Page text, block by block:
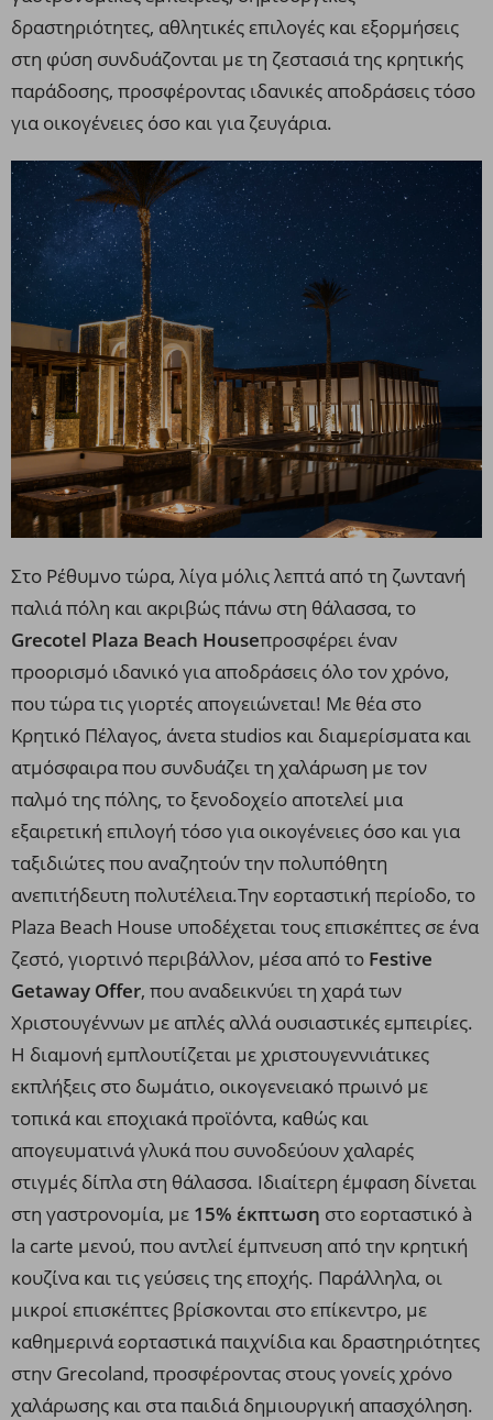
δραστηριότητες, αθλητικές επιλογές και εξορμήσεις
στη φύση συνδυάζονται με τη ζεστασιά της κρητικής
παράδοσης, προσφέροντας ιδανικές αποδράσεις τόσο
για οικογένειες όσο και για ζευγάρια.
Στο Ρέθυμνο τώρα, λίγα μόλις λεπτά από τη ζωντανή
παλιά πόλη και ακριβώς πάνω στη θάλασσα, το
Grecotel Plaza Beach Houseπροσφέρει έναν
προορισμό ιδανικό για αποδράσεις όλο τον χρόνο,
που τώρα τις γιορτές απογειώνεται! Με θέα στο
Κρητικό Πέλαγος, άνετα studios και διαμερίσματα και
ατμόσφαιρα που συνδυάζει τη χαλάρωση με τον
παλμό της πόλης, το ξενοδοχείο αποτελεί μια
εξαιρετική επιλογή τόσο για οικογένειες όσο και για
ταξιδιώτες που αναζητούν την πολυπόθητη
ανεπιτήδευτη πολυτέλεια.Την εορταστική περίοδο, το
Plaza Beach House υποδέχεται τους επισκέπτες σε ένα
ζεστό, γιορτινό περιβάλλον, μέσα από το Festive
Getaway Offer, που αναδεικνύει τη χαρά των
Χριστουγέννων με απλές αλλά ουσιαστικές εμπειρίες.
Η διαμονή εμπλουτίζεται με χριστουγεννιάτικες
εκπλήξεις στο δωμάτιο, οικογενειακό πρωινό με
τοπικά και εποχιακά προϊόντα, καθώς και
απογευματινά γλυκά που συνοδεύουν χαλαρές
στιγμές δίπλα στη θάλασσα. Ιδιαίτερη έμφαση δίνεται
στη γαστρονομία, με 15% έκπτωση στο εορταστικό à
la carte μενού, που αντλεί έμπνευση από την κρητική
κουζίνα και τις γεύσεις της εποχής. Παράλληλα, οι
μικροί επισκέπτες βρίσκονται στο επίκεντρο, με
καθημερινά εορταστικά παιχνίδια και δραστηριότητες
στην Grecoland, προσφέροντας στους γονείς χρόνο
χαλάρωσης και στα παιδιά δημιουργική απασχόληση.